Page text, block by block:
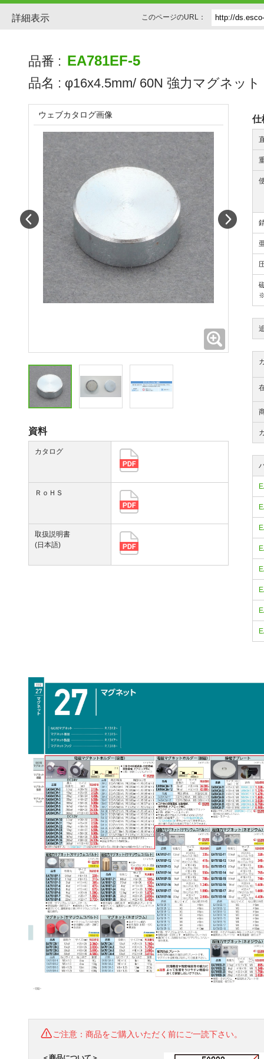
詳細表示 このページのURL：
品番 : EA781EF-5
品名 : φ16x4.5mm/ 60N 強力マグネット
仕
ウェブカタログ画像
Prev
資料
カタログ
ＲｏＨＳ
取扱説明書
(日本語)
ご注意：商品をご購入いただく前にご一読下さい。